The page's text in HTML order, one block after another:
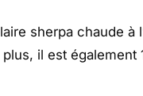
sherpa chaude à
il est également